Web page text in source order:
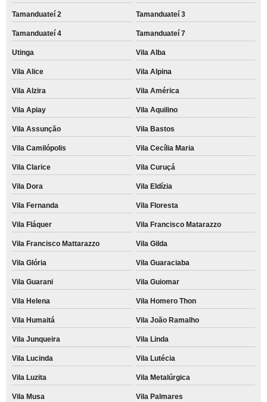
Tamanduateí 2 Tamanduateí 3
Tamanduateí 4 Tamanduateí 7
Utinga Vila Alba
Vila Alice Vila Alpina
Vila Alzira Vila América
Vila Apiay Vila Aquilino
Vila Assunção Vila Bastos
Vila Camilópolis Vila Cecília Maria
Vila Clarice Vila Curuçá
Vila Dora Vila Eldízia
Vila Fernanda Vila Floresta
Vila Fláquer Vila Francisco Matarazzo
Vila Francisco Mattarazzo Vila Gilda
Vila Glória Vila Guaraciaba
Vila Guarani Vila Guiomar
Vila Helena Vila Homero Thon
Vila Humaitá Vila João Ramalho
Vila Junqueira Vila Linda
Vila Lucinda Vila Lutécia
Vila Luzita Vila Metalúrgica
Vila Musa Vila Palmares